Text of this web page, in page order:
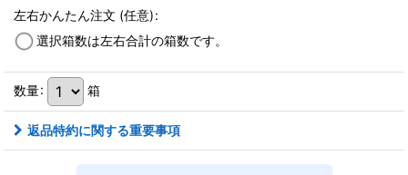
左右かんたん注文 (任意):
選択箱数は左右合計の箱数です。
数量: 箱
返品特約に関する重要事項